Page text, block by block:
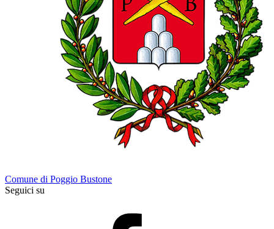
Comune di Poggio Bustone
Seguici su